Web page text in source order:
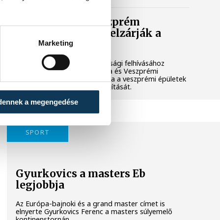
Marketing
a megengedése
Lekapcsolják Veszprém
díszkivilágítását, elzárják a
szökőkutakat
A kormány energiatakarékossági felhívásához
csatlakozva Veszprém városa és Veszprémi
Főegyházmegye is lekapcsolta a veszprémi épületek
és nevezetességek díszkivilágítását.
SPORT
Gyurkovics a masters Eb
legjobbja
Az Európa-bajnoki és a grand master címet is
elnyerte Gyurkovics Ferenc a masters súlyemelő